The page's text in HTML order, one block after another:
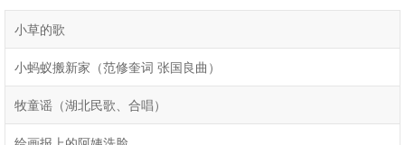
小草的歌
小蚂蚁搬新家（范修奎词 张国良曲）
牧童谣（湖北民歌、合唱）